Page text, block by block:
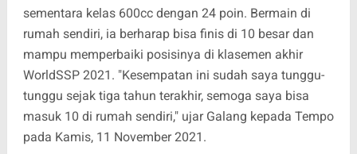
sementara kelas 600cc dengan 24 poin. Bermain di
rumah sendiri, ia berharap bisa finis di 10 besar dan
mampu memperbaiki posisinya di klasemen akhir
WorldSSP 2021. "Kesempatan ini sudah saya tunggu-
tunggu sejak tiga tahun terakhir, semoga saya bisa
masuk 10 di rumah sendiri," ujar Galang kepada Tempo
pada Kamis, 11 November 2021.